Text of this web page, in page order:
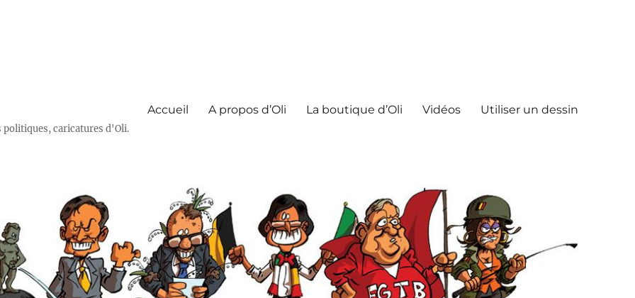
caricatures d'Oli.
Accueil A propos d’Oli La boutique d’Oli Vidéos Utiliser un dessin